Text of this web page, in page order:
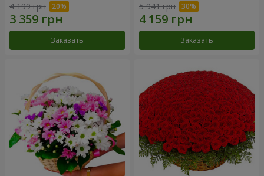
4 199 грн
Заказать
5 941 грн
Заказать